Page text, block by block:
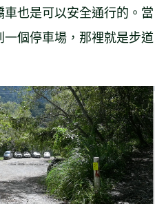
也是可以安全通行的。當
個停車場，那裡就是步道